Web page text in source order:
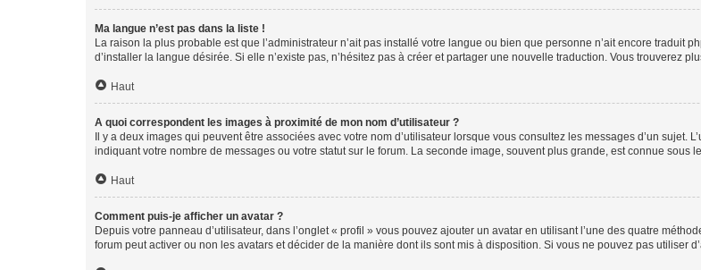
Ma langue n’est pas dans la liste !
La raison la plus probable est que l’administrateur n’ait pas installé votre langue ou bien que personne n’ait encore traduit
d’installer la langue désirée. Si elle n’existe pas, n’hésitez pas à créer et partager une nouvelle traduction. Vous trouverez
Haut
A quoi correspondent les images à proximité de mon nom d’utilisateur ?
Il y a deux images qui peuvent être associées avec votre nom d’utilisateur lorsque vous consultez les messages d’un
indiquant votre nombre de messages ou votre statut sur le forum. La seconde image, souvent plus grande, est connue sous
Haut
Comment puis-je afficher un avatar ?
Depuis votre panneau d’utilisateur, dans l’onglet « profil » vous pouvez ajouter un avatar en utilisant l’une des quatre
forum peut activer ou non les avatars et décider de la manière dont ils sont mis à disposition. Si vous ne pouvez pas utiliser